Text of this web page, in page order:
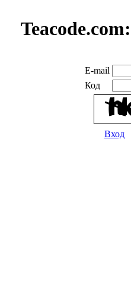
Teacode.com:
E-mail
Код
Вход